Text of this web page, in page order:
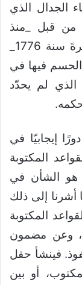
الجدال الذي
قبل _منذ
فيها في
الذي لم يحدّد
إيجابيّا في
المكتوبة
هو الشأن في
أشرنا إلى ذلك
المكتوبة
وعن مضمون
فينشأ حقل
أو بين